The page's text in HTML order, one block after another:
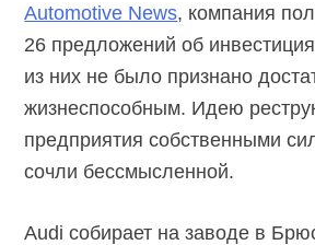
Automotive News, компания
26 предложений об
из них не было признано
жизнеспособным. Идею
предприятия собственными
сочли бессмысленной.
Audi собирает на заводе в